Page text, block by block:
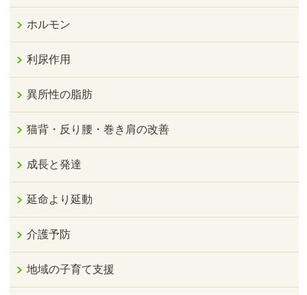
ホルモン
利尿作用
異所性の脂肪
猫背・反り腰・巻き肩の改善
成長と発達
延命より延動
介護予防
地域の子育て支援